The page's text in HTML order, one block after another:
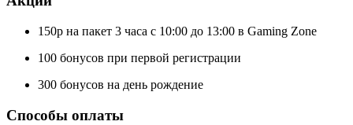
150р на пакет 3 часа с 10:00 до 13:00 в Gaming Zone
100 бонусов при первой регистрации
300 бонусов на день рождение
Способы оплаты